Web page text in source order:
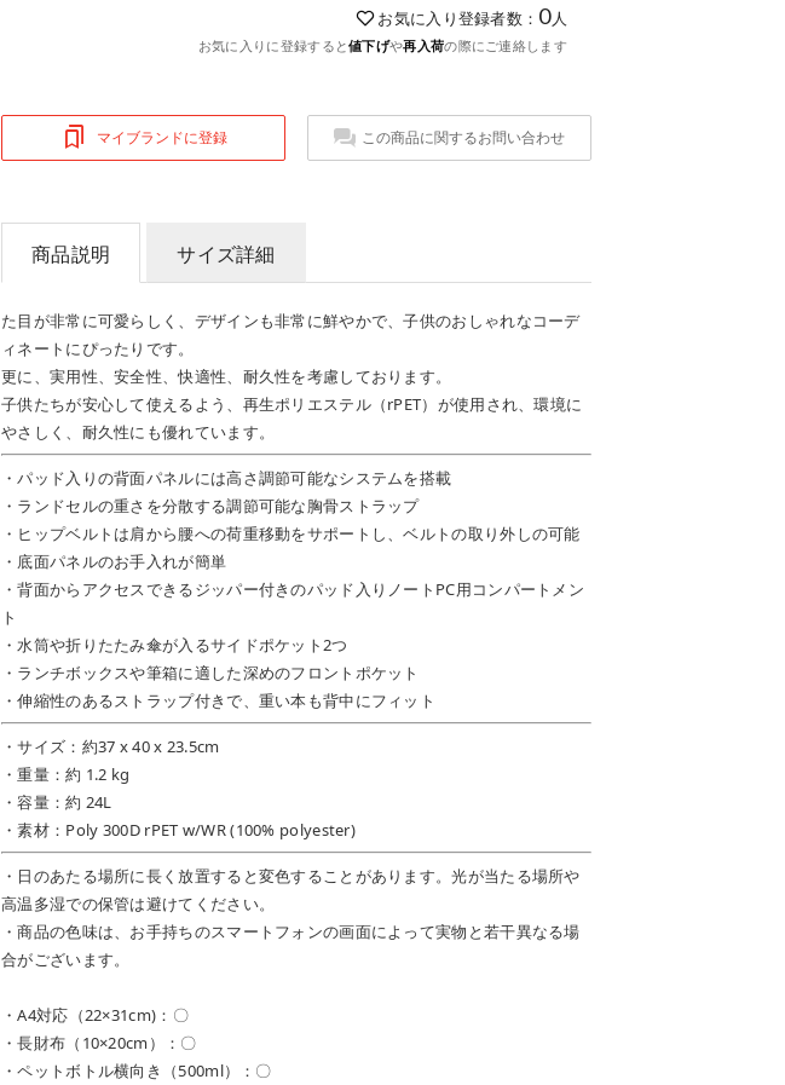
お気に入り登録者数： 0人
お気に入りに登録すると値下げや再入荷の際にご連絡します
マイブランドに登録 この商品に関するお問い合わせ
商品説明 サイズ詳細
た目が非常に可愛らしく、デザインも非常に鮮やかで、子供のおしゃれなコーデ
ィネートにぴったりです。
更に、実用性、安全性、快適性、耐久性を考慮しております。
子供たちが安心して使えるよう、再生ポリエステル（rPET）が使用され、環境に
やさしく、耐久性にも優れています。
・パッド入りの背面パネルには高さ調節可能なシステムを搭載
・ランドセルの重さを分散する調節可能な胸骨ストラップ
・ヒップベルトは肩から腰への荷重移動をサポートし、ベルトの取り外しの可能
・底面パネルのお手入れが簡単
・背面からアクセスできるジッパー付きのパッド入りノートPC用コンパートメン
ト
・水筒や折りたたみ傘が入るサイドポケット2つ
・ランチボックスや筆箱に適した深めのフロントポケット
・伸縮性のあるストラップ付きで、重い本も背中にフィット
・サイズ：約37 x 40 x 23.5cm
・重量：約 1.2 kg
・容量：約 24L
・素材：Poly 300D rPET w/WR (100% polyester)
・日のあたる場所に長く放置すると変色することがあります。光が当たる場所や
高温多湿での保管は避けてください。
・商品の色味は、お手持ちのスマートフォンの画面によって実物と若干異なる場
合がございます。
・A4対応（22×31cm)：〇
・長財布（10×20cm）：〇
・ペットボトル横向き（500ml）：〇